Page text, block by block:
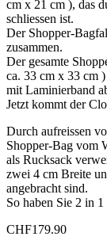
cm x 21 cm ), das
schliessen ist.
Der Shopper-
zusammen.
Der gesamte
ca. 33 cm x 33 cm
mit Laminierband
Jetzt kommt der
Durch aufreissen
Shopper-Bag vom
als Rucksack
zwei 4 cm Breite
angebracht sind.
So haben Sie 2 in
CHF179.90